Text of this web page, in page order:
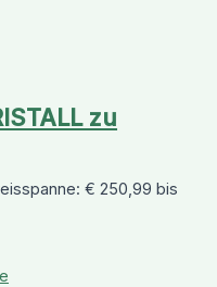
zu
€ 250,99 bis